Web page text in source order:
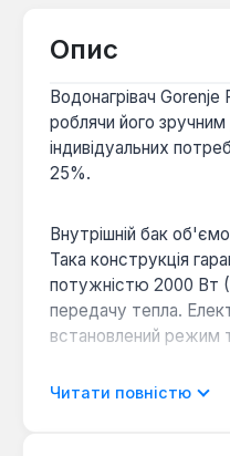
Опис
Водонагрівач
роблячи його
індивідуальних
25%.
Внутрішній бак
Така конструкція
потужністю 2000 Вт
передачу тепла.
встановлений режим
Універсальний
Читати повністю